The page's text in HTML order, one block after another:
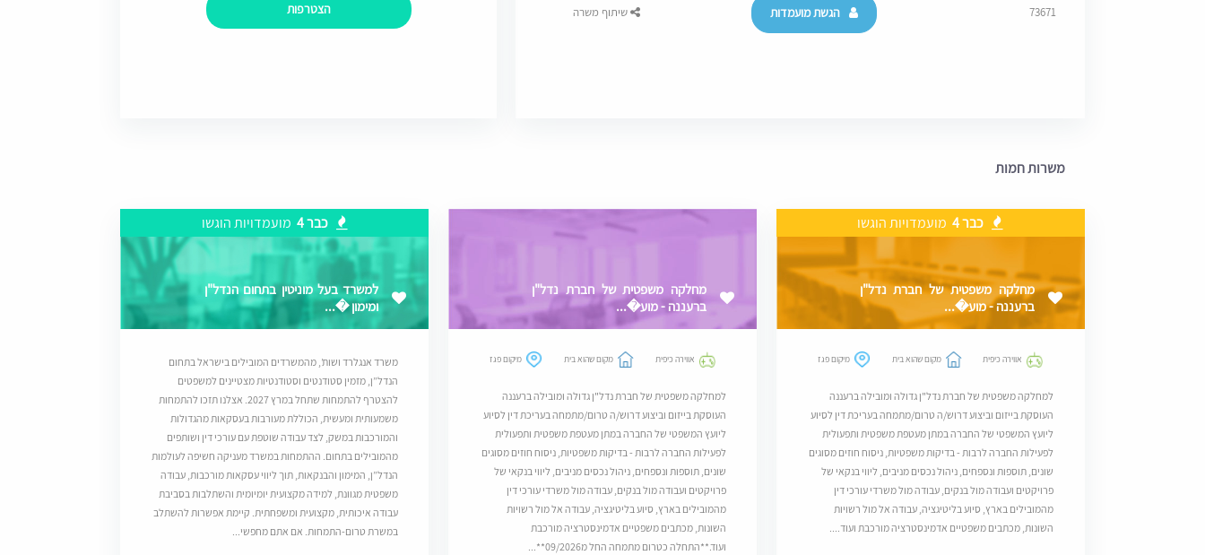
73671 הגשת מועמדות שיתוף משרה הצטרפות
משרות חמות
כבר 4 מועמדויות הוגשו
מחלקה משפטית של חברת נדל"ן
ברעננה - מוע�...
אווירה כיפית מקום שהוא בית מיקום פגז
למחלקה משפטית של חברת נדל"ן גדולה ומובילה ברעננה
העוסקת בייזום וביצוע דרוש/ה טרום/מתמחה בעריכת דין לסיוע
ליועץ המשפטי של החברה במתן מעטפת משפטית ותפעולית
לפעילות החברה לרבות - בדיקות משפטיות, ניסוח חוזים מסוגים
שונים, תוספות ונספחים, ניהול נכסים מניבים, ליווי בנקאי של
פרויקטים ועבודה מול בנקים, עבודה מול משרדי עורכי דין
מהמובילים בארץ, סיוע בליטיגציה, עבודה אל מול רשויות
השונות, מכתבים משפטיים אדמינסטרציה מורכבת ועוד....
מחלקה משפטית של חברת נדל"ן
ברעננה - מוע�...
אווירה כיפית מקום שהוא בית מיקום פגז
למחלקה משפטית של חברת נדל"ן גדולה ומובילה ברעננה
העוסקת בייזום וביצוע דרוש/ה טרום/מתמחה בעריכת דין לסיוע
ליועץ המשפטי של החברה במתן מעטפת משפטית ותפעולית
לפעילות החברה לרבות - בדיקות משפטיות, ניסוח חוזים מסוגים
שונים, תוספות ונספחים, ניהול נכסים מניבים, ליווי בנקאי של
פרויקטים ועבודה מול בנקים, עבודה מול משרדי עורכי דין
מהמובילים בארץ, סיוע בליטיגציה, עבודה אל מול רשויות
השונות, מכתבים משפטיים אדמינסטרציה מורכבת
ועוד.**התחלה כטרום מתמחה החל מ09/2026**...
כבר 4 מועמדויות הוגשו
למשרד בעל מוניטין בתחום הנדל"ן
ומימון �...
משרד אנגלרד ושות’, מהמשרדים המובילים בישראל בתחום
הנדל”ן, מזמין סטודנטים וסטודנטיות מצטיינים למשפטים
להצטרף להתמחות שתחל במרץ 2027. אצלנו תזכו להתמחות
משמעותית ומעשית, הכוללת מעורבות בעסקאות מהגדולות
והמורכבות במשק, לצד עבודה שוטפת עם עורכי דין ושותפים
מהמובילים בתחום. ההתמחות במשרד מעניקה חשיפה לעולמות
הנדל”ן, המימון והבנקאות, תוך ליווי עסקאות מורכבות, עבודה
משפטית מגוונת, למידה מקצועית יומיומית והשתלבות בסביבת
עבודה איכותית, מקצועית ומשפחתית. קיימת אפשרות להשתלב
במשרת טרום-התמחות. אם אתם מחפשי...